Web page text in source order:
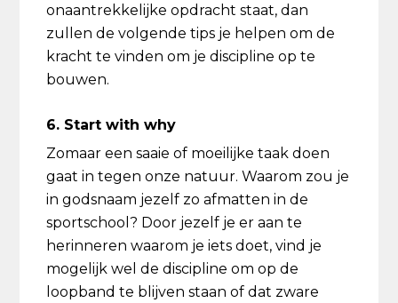
onaantrekkelijke opdracht staat, dan
zullen de volgende tips je helpen om de
kracht te vinden om je discipline op te
bouwen.
6. Start with why
Zomaar een saaie of moeilijke taak doen
gaat in tegen onze natuur. Waarom zou je
in godsnaam jezelf zo afmatten in de
sportschool? Door jezelf je er aan te
herinneren waarom je iets doet, vind je
mogelijk wel de discipline om op de
loopband te blijven staan of dat zware